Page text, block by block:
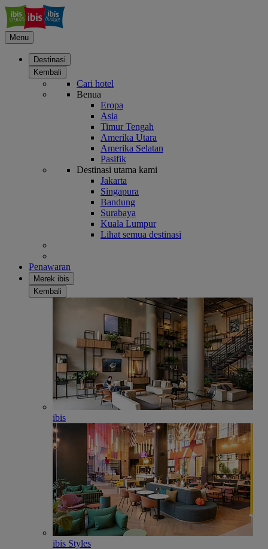
Menu
Destinasi
Kembali
Cari hotel
Benua
Eropa
Asia
Timur Tengah
Amerika Utara
Amerika Selatan
Pasifik
Destinasi utama kami
Jakarta
Singapura
Bandung
Surabaya
Kuala Lumpur
Lihat semua destinasi
Penawaran
Merek ibis
Kembali
ibis
ibis Styles